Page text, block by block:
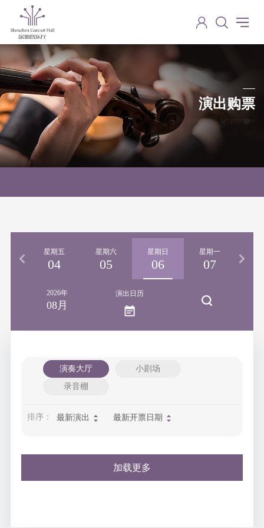
演出购票
Performance ticket purchase
星期五
04
星期六
05
星期日
06
星期一
07
2026年
08月
演出日历
演奏大厅
小剧场
录音棚
排序： 最新演出 最新开票日期
加载更多